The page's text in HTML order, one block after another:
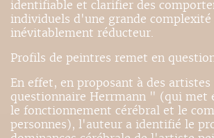
identifiable et clarifier des
individuels d'une grande complexité
inévitablement réducteur.
Profils de peintres remet en
En effet, en proposant à des
questionnaire Herrmann " (qui met
le fonctionnement cérébral et le
personnes), l'auteur a identifié le